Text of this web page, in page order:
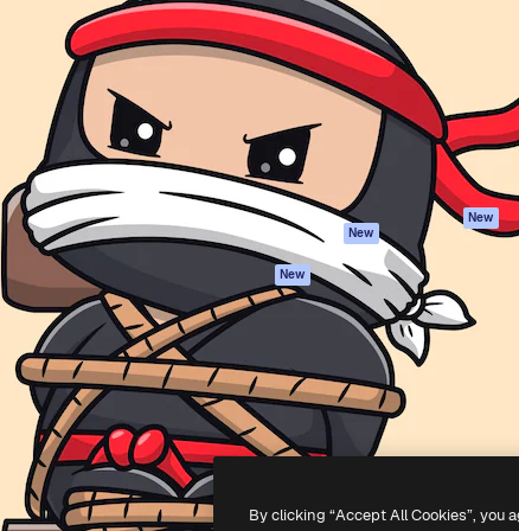
para você direcionar
Mais de 1 milhão de
criativos, empresas,
Spaces
Assistente de IA
Gerador de
Gerador de vídeos
Texto para voz
Conteúdo de stock
MCP para
Claude/ChatGPT
New
New
API
App móvel
Todas as
ferramentas
Documentação
Atendimento
Termos e
condições
Política de
privacidade
Originais New
Política de
Central de
confiabilidade
Afiliados
Empresas
2026Freepik Company S.L.U.Todos os direitos reservados.
By clicking “Accept All Cookies”, you